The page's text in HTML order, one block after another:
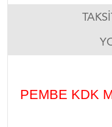
PEMBE KDK